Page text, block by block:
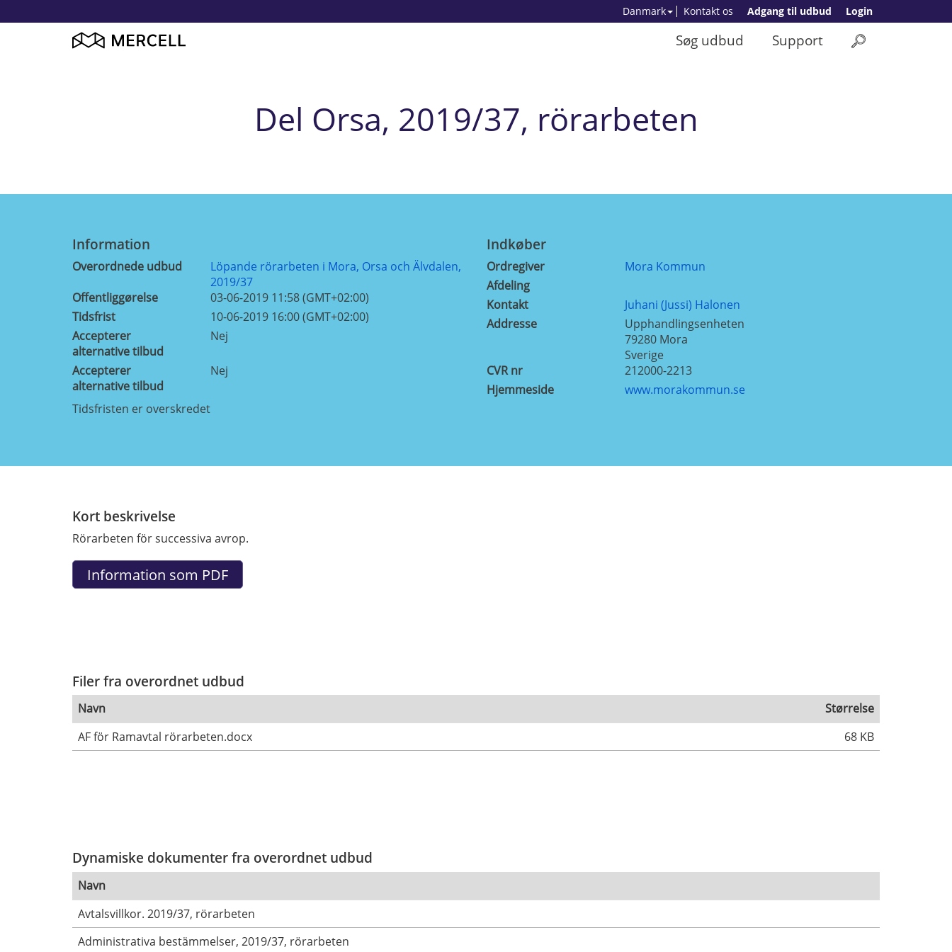
Login
Adgang til udbud
Kontakt os
Danmark
Support
Søg udbud
Del Orsa, 2019/37, rörarbeten
Information
Overordnede udbud
Löpande rörarbeten i Mora, Orsa och Älvdalen,
2019/37
Offentliggørelse
03-06-2019 11:58 (GMT+02:00)
Tidsfrist
10-06-2019 16:00 (GMT+02:00)
Accepterer
alternative tilbud
Nej
Accepterer
alternative tilbud
Nej
Indkøber
Ordregiver
Mora Kommun
Afdeling
Kontakt
Juhani (Jussi) Halonen
Addresse
Upphandlingsenheten
79280 Mora
Sverige
CVR nr
212000-2213
Hjemmeside
www.morakommun.se
Tidsfristen er overskredet
Kort beskrivelse
Rörarbeten för successiva avrop.
Filer fra overordnet udbud
Navn
Størrelse
AF för Ramavtal rörarbeten.docx
68 KB
Dynamiske dokumenter fra overordnet udbud
Navn
Avtalsvillkor. 2019/37, rörarbeten
Administrativa bestämmelser, 2019/37, rörarbeten